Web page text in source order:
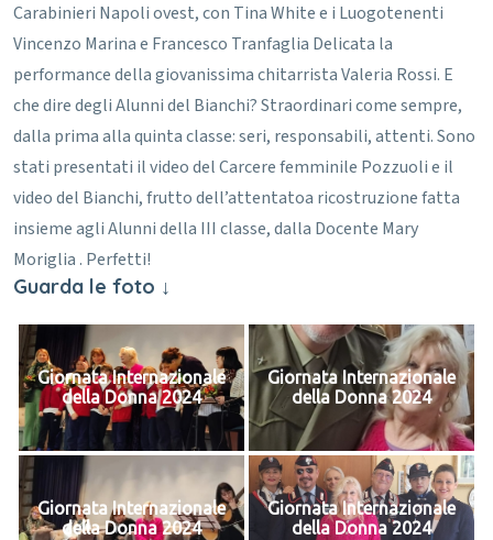
Carabinieri Napoli ovest, con Tina White e i Luogotenenti
Vincenzo Marina e Francesco Tranfaglia Delicata la
performance della giovanissima chitarrista Valeria Rossi. E
che dire degli Alunni del Bianchi? Straordinari come sempre,
dalla prima alla quinta classe: seri, responsabili, attenti.Sono
stati presentati il video del Carcere femminile Pozzuoli e il
video del Bianchi, frutto dell’attentatoa ricostruzione fatta
insieme agli Alunni della III classe, dalla Docente Mary
Moriglia . Perfetti!
Guarda le foto ↓
Giornata Internazionale
della Donna 2024
Giornata Internazionale
della Donna 2024
Giornata Internazionale
della Donna 2024
Giornata Internazionale
della Donna 2024